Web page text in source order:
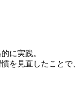
に実践。
を見直したこと